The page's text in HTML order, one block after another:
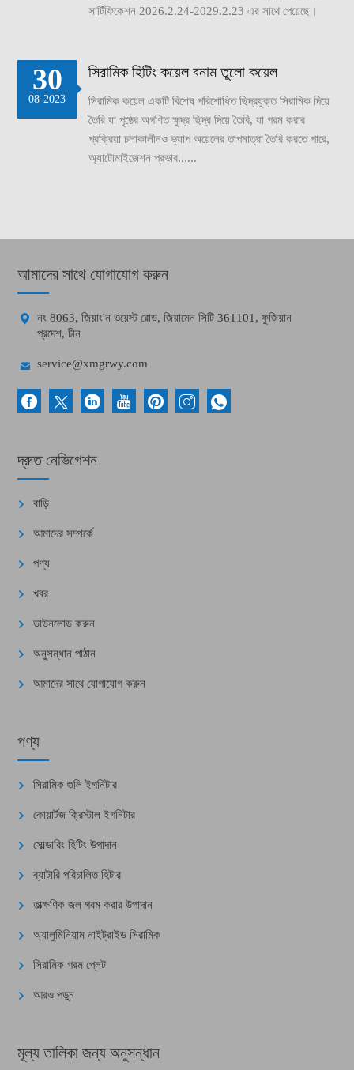
সার্টিফিকেশন 2026.2.24-2029.2.23 এর সাথে পেয়েছে।
সিরামিক হিটিং কয়েল বনাম তুলো কয়েল
সিরামিক কয়েল একটি বিশেষ পরিশোধিত ছিদ্রযুক্ত সিরামিক দিয়ে
তৈরি যা পৃষ্ঠের অগণিত ক্ষুদ্র ছিদ্র দিয়ে তৈরি, যা গরম করার
প্রক্রিয়া চলাকালীনও ভ্যাপ অয়েলের তাপমাত্রা তৈরি করতে পারে,
অ্যাটোমাইজেশন প্রভাব......
30
08-2023
আমাদের সাথে যোগাযোগ করুন

নং 8063, জিয়াং'ন ওয়েস্ট রোড, জিয়ামেন সিটি 361101, ফুজিয়ান
প্রদেশ, চীন
 service@xmgrwy.com
দ্রুত নেভিগেশন
বাড়ি
আমাদের সম্পর্কে
পণ্য
খবর
ডাউনলোড করুন
অনুসন্ধান পাঠান
আমাদের সাথে যোগাযোগ করুন
পণ্য
সিরামিক গুলি ইগনিটার
কোয়ার্টজ ক্রিস্টাল ইগনিটার
সোল্ডারিং হিটিং উপাদান
ব্যাটারি পরিচালিত হিটার
তাত্ক্ষণিক জল গরম করার উপাদান
অ্যালুমিনিয়াম নাইট্রাইড সিরামিক
সিরামিক গরম প্লেট
আরও পড়ুন
মূল্য তালিকা জন্য অনুসন্ধান